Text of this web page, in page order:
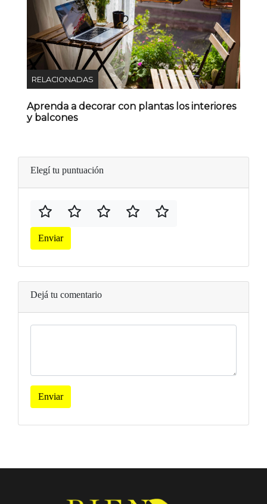
RELACIONADAS
Aprenda a decorar con plantas los interiores
y balcones
Elegí tu puntuación
Enviar
Dejá tu comentario
Enviar